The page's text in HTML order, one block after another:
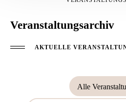
Veranstaltungsarchiv
AKTUELLE
Alle